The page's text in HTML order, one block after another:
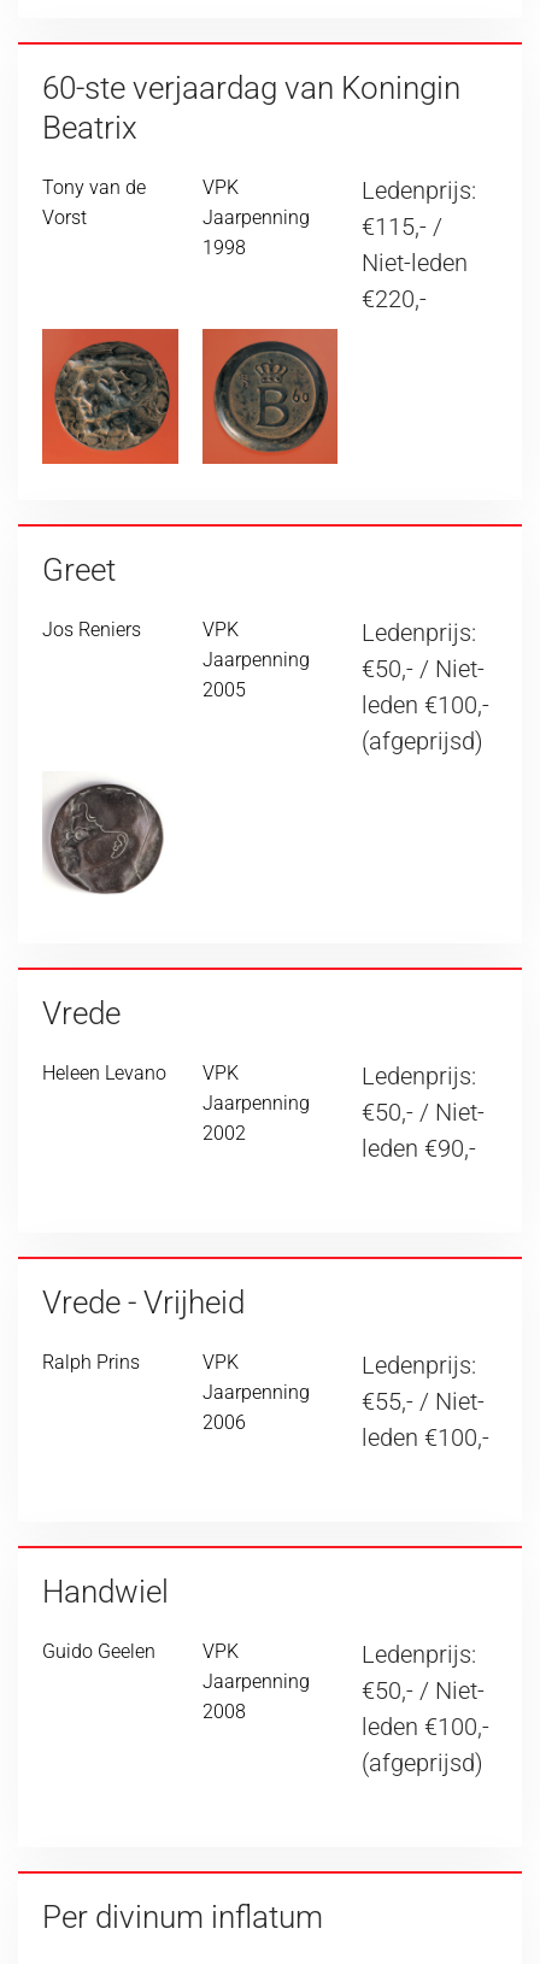
60-ste verjaardag van Koningin
Beatrix
Tony van de
Vorst
VPK
Jaarpenning
1998
Ledenprijs:
€115,- /
Niet-leden
€220,-
Greet
Jos Reniers
VPK
Jaarpenning
2005
Ledenprijs:
€50,- / Niet-
leden €100,-
(afgeprijsd)
Vrede
Heleen Levano
VPK
Jaarpenning
2002
Ledenprijs:
€50,- / Niet-
leden €90,-
Vrede - Vrijheid
Ralph Prins
VPK
Jaarpenning
2006
Ledenprijs:
€55,- / Niet-
leden €100,-
Handwiel
Guido Geelen
VPK
Jaarpenning
2008
Ledenprijs:
€50,- / Niet-
leden €100,-
(afgeprijsd)
Per divinum inflatum